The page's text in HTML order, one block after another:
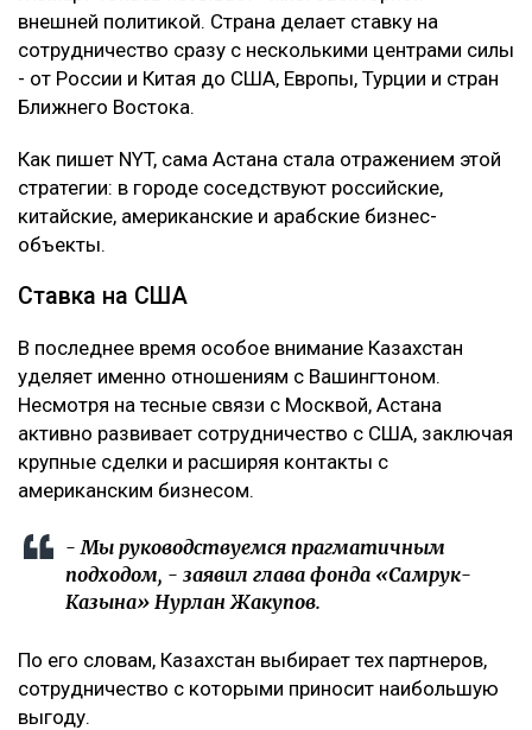
внешней политикой. Страна делает ставку на
сотрудничество сразу с несколькими центрами силы
- от России и Китая до США, Европы, Турции и стран
Ближнего Востока.
Как пишет NYT, сама Астана стала отражением этой
стратегии: в городе соседствуют российские,
китайские, американские и арабские бизнес-
объекты.
Ставка на США
В последнее время особое внимание Казахстан
уделяет именно отношениям с Вашингтоном.
Несмотря на тесные связи с Москвой, Астана
активно развивает сотрудничество с США, заключая
крупные сделки и расширяя контакты с
американским бизнесом.
- Мы руководствуемся прагматичным
подходом, - заявил глава фонда «Самрук-
Казына» Нурлан Жакупов.
По его словам, Казахстан выбирает тех партнеров,
сотрудничество с которыми приносит наибольшую
выгоду.